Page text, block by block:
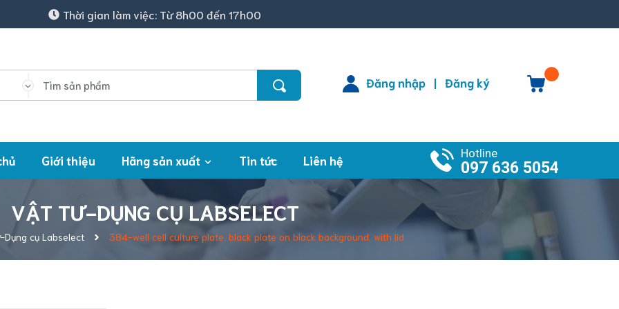
Thời gian làm việc: Từ 8h00 đến 17h00
Đăng nhập | Đăng ký
Giới thiệu Hãng sản xuất Tin tức Liên hệ Hotline
097 636 5054
VẬT TƯ-DỤNG CỤ LABSELECT
Dụng cụ Labselect 384-well cell culture plate, black plate on black background, with lid